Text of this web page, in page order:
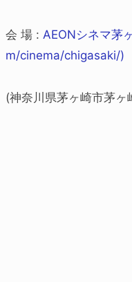
会 場 : AEONシネマ茅
m/cinema/chigasaki/)
(神奈川県茅ヶ崎市茅